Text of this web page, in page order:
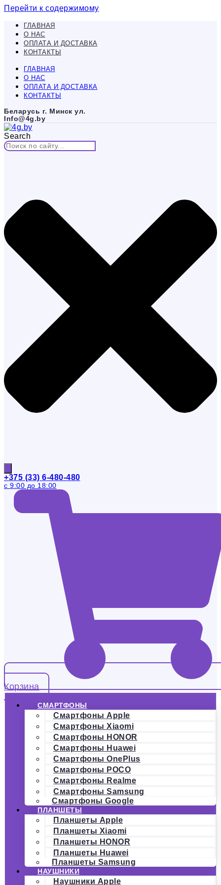
Перейти к содержимому
ГЛАВНАЯ
О НАС
ОПЛАТА И ДОСТАВКА
КОНТАКТЫ
ГЛАВНАЯ
О НАС
ОПЛАТА И ДОСТАВКА
КОНТАКТЫ
Беларусь г. Минск ул.
Info@4g.by
Search
+375 (33) 6-480-480
с 9:00 до 18:00
Корзина
СМАРТФОНЫ
Смартфоны Apple
Смартфоны Xiaomi
Смартфоны HONOR
Смартфоны Huawei
Смартфоны OnePlus
Смартфоны POCO
Смартфоны Realme
Смартфоны Samsung
Смартфоны Google
ПЛАНШЕТЫ
Планшеты Apple
Планшеты Xiaomi
Планшеты HONOR
Планшеты Huawei
Планшеты Samsung
НАУШНИКИ
Наушники Apple